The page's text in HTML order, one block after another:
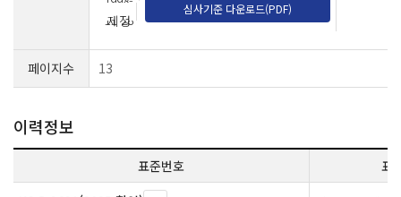
11-28
제정
심사기준 다운로드(PDF)
페이지수 13
이력정보
표준번호
표